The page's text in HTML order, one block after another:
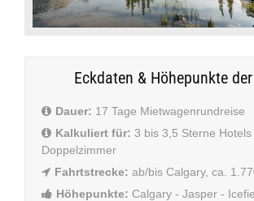
Eckdaten & Höhepunkte
Dauer: 17 Tage Mietwagenrundreise
Kalkuliert für: 3 bis 3,5 Sterne Hotels
Doppelzimmer
Fahrtstrecke: ab/bis Calgary, ca.
Höhepunkte: Calgary - Jasper -